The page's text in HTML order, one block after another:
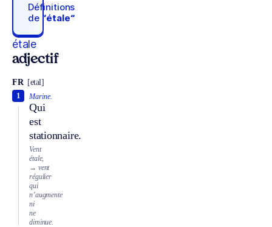
Définitions
de “étale“
étale
adjectif
FR [etal]
Marine.
Qui
est
stationnaire.
1
Vent
étale,
→ vent
régulier
qui
n’augmente
ni
ne
diminue.